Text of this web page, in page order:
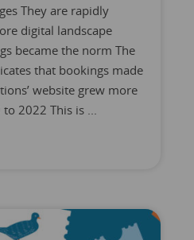
They are rapidly
digital landscape
became the norm The
that bookings made
website grew more
2022 This is ...